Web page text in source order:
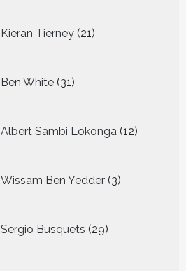
Kieran Tierney 21
producten
Ben White 31
producten
Albert Sambi Lokonga 12
Wissam Ben Yedder 3
producten
Sergio Busquets 29
producten